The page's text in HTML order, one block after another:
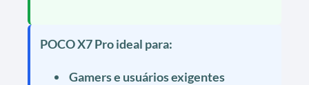
POCO X7 Pro ideal para:
Gamers e usuários exigentes